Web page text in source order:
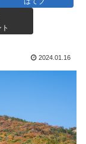
2024.01.16